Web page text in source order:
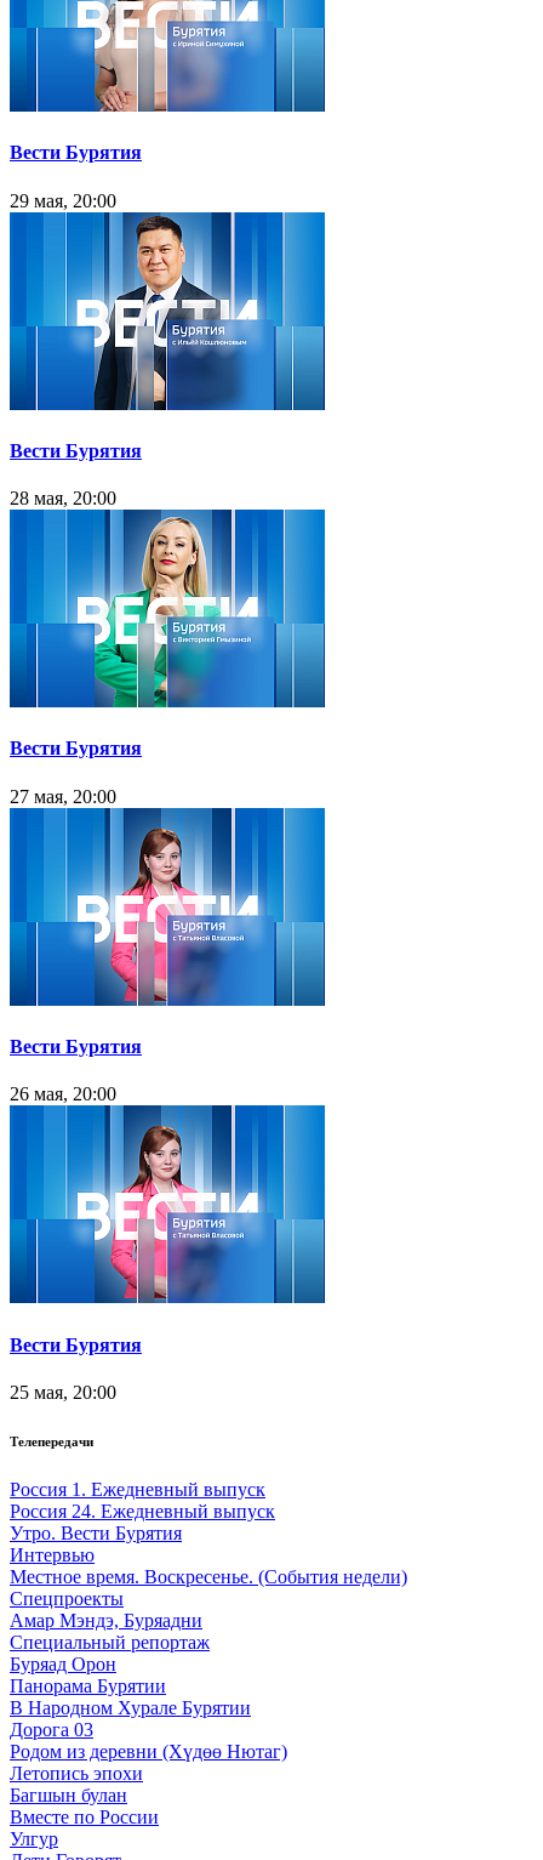
Вести Бурятия
29 мая, 20:00
Вести Бурятия
28 мая, 20:00
Вести Бурятия
27 мая, 20:00
Вести Бурятия
26 мая, 20:00
Вести Бурятия
25 мая, 20:00
Телепередачи
Россия 1. Ежедневный выпуск
Россия 24. Ежедневный выпуск
Утро. Вести Бурятия
Интервью
Местное время. Воскресенье. (События недели)
Спецпроекты
Амар Мэндэ, Буряадни
Специальный репортаж
Буряад Орон
Панорама Бурятии
В Народном Хурале Бурятии
Дорога 03
Родом из деревни (Хүдөө Нютаг)
Летопись эпохи
Багшын булан
Вместе по России
Улгур